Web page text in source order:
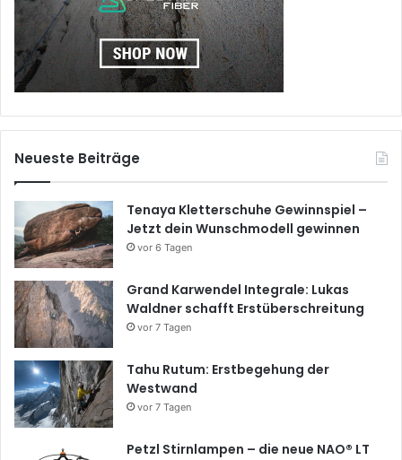
Neueste Beiträge
Tenaya Kletterschuhe Gewinnspiel –
Jetzt dein Wunschmodell gewinnen
vor 6 Tagen
Grand Karwendel Integrale: Lukas
Waldner schafft Erstüberschreitung
vor 7 Tagen
Tahu Rutum: Erstbegehung der
Westwand
vor 7 Tagen
Petzl Stirnlampen – die neue NAO® LT